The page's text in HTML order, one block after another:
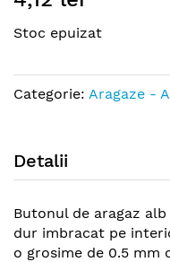
beginning
the
images
Stoc epuizat
Categorie: Aragaze -
Detalii
Butonul de aragaz
dur imbracat pe
o grosime de 0.5 mm